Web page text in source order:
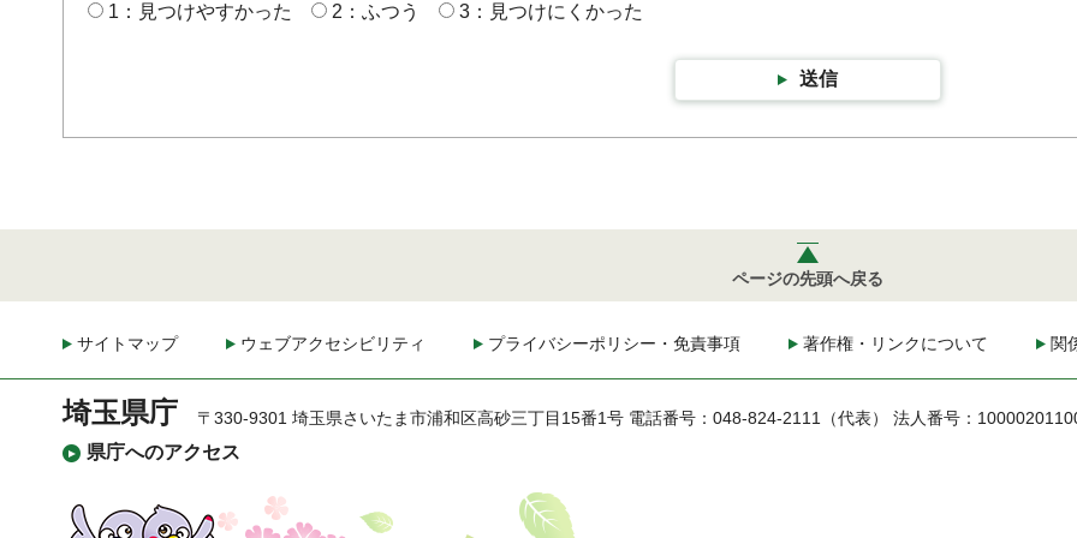
1：見つけやすかった
2：ふつう 3：見つけにくかった
送信
ページの先頭へ戻る
サイトマップ ウェブアクセシビリティ プライバシーポリシー・免責事項 著作権・リンクについて 関
埼玉県庁
県庁へのアクセス
〒330-9301 埼玉県さいたま市浦和区高砂三丁目15番1号 電話番号：048-824-2111（代表） 法人番号：